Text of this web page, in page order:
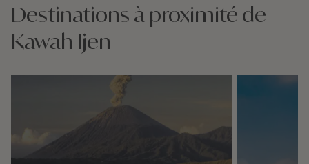
Destinations à proximité de
Kawah Ijen